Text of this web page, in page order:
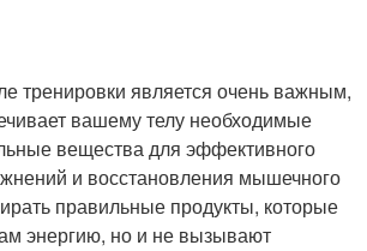
тренировки является очень важным,
вашему телу необходимые
вещества для эффективного
и восстановления мышечного
правильные продукты, которые
энергию, но и не вызывают